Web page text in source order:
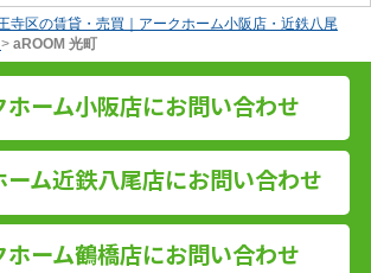
寺区の賃貸・売買｜アークホーム小阪店・近鉄八尾
> aROOM 光町
ホーム小阪店にお問い合わせ
ーム近鉄八尾店にお問い合わせ
ホーム鶴橋店にお問い合わせ